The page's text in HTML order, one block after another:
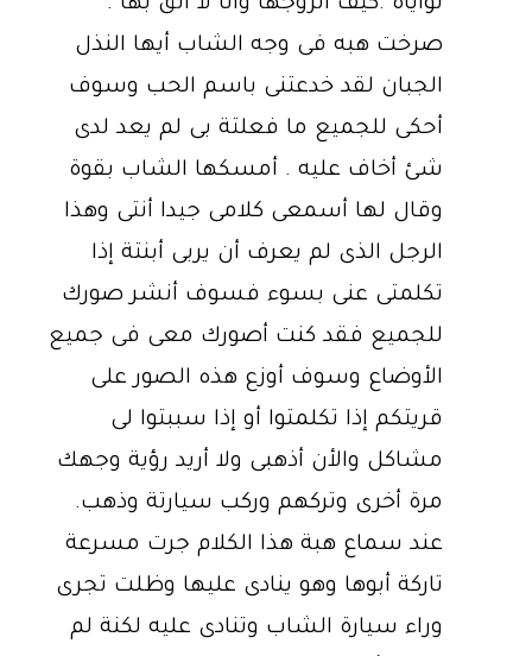
نواياة .كيف أتزوجها وأنا لا أثق بها .
صرخت هبه فى وجه الشاب أيها النذل
الجبان لقد خدعتنى باسم الحب وسوف
أحكى للجميع ما فعلتة بى لم يعد لدى
شئ أخاف عليه . أمسكها الشاب بقوة
وقال لها أسمعى كلامى جيدا أنتى وهذا
الرجل الذى لم يعرف أن يربى أبنتة إذا
تكلمتى عنى بسوء فسوف أنشر صورك
للجميع فقد كنت أصورك معى فى جميع
الأوضاع وسوف أوزع هذه الصور على
قريتكم إذا تكلمتوا أو إذا سببتوا لى
مشاكل والأن أذهبى ولا أريد رؤية وجهك
مرة أخرى وتركهم وركب سيارتة وذهب.
عند سماع هبة هذا الكلام جرت مسرعة
تاركة أبوها وهو ينادى عليها وظلت تجرى
وراء سيارة الشاب وتنادى عليه لكنة لم